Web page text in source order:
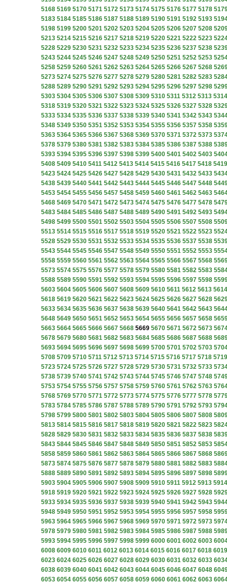
5168 5169 5170 5171 5172 5173 5174 5175 5176 5177 5178
5183 5184 5185 5186 5187 5188 5189 5190 5191 5192 5193
5198 5199 5200 5201 5202 5203 5204 5205 5206 5207 5208
5213 5214 5215 5216 5217 5218 5219 5220 5221 5222 5223
5228 5229 5230 5231 5232 5233 5234 5235 5236 5237 5238
5243 5244 5245 5246 5247 5248 5249 5250 5251 5252 5253
5258 5259 5260 5261 5262 5263 5264 5265 5266 5267 5268
5273 5274 5275 5276 5277 5278 5279 5280 5281 5282 5283
5288 5289 5290 5291 5292 5293 5294 5295 5296 5297 5298
5303 5304 5305 5306 5307 5308 5309 5310 5311 5312 5313 5314
5318 5319 5320 5321 5322 5323 5324 5325 5326 5327 5328
5333 5334 5335 5336 5337 5338 5339 5340 5341 5342 5343
5348 5349 5350 5351 5352 5353 5354 5355 5356 5357 5358
5363 5364 5365 5366 5367 5368 5369 5370 5371 5372 5373
5378 5379 5380 5381 5382 5383 5384 5385 5386 5387 5388
5393 5394 5395 5396 5397 5398 5399 5400 5401 5402 5403
5408 5409 5410 5411 5412 5413 5414 5415 5416 5417 5418 5419
5423 5424 5425 5426 5427 5428 5429 5430 5431 5432 5433
5438 5439 5440 5441 5442 5443 5444 5445 5446 5447 5448
5453 5454 5455 5456 5457 5458 5459 5460 5461 5462 5463
5468 5469 5470 5471 5472 5473 5474 5475 5476 5477 5478
5483 5484 5485 5486 5487 5488 5489 5490 5491 5492 5493
5498 5499 5500 5501 5502 5503 5504 5505 5506 5507 5508
5513 5514 5515 5516 5517 5518 5519 5520 5521 5522 5523
5528 5529 5530 5531 5532 5533 5534 5535 5536 5537 5538
5543 5544 5545 5546 5547 5548 5549 5550 5551 5552 5553
5558 5559 5560 5561 5562 5563 5564 5565 5566 5567 5568
5573 5574 5575 5576 5577 5578 5579 5580 5581 5582 5583
5588 5589 5590 5591 5592 5593 5594 5595 5596 5597 5598
5603 5604 5605 5606 5607 5608 5609 5610 5611 5612 5613 5614
5618 5619 5620 5621 5622 5623 5624 5625 5626 5627 5628
5633 5634 5635 5636 5637 5638 5639 5640 5641 5642 5643
5648 5649 5650 5651 5652 5653 5654 5655 5656 5657 5658
5663 5664 5665 5666 5667 5668 5669 5670 5671 5672 5673
5678 5679 5680 5681 5682 5683 5684 5685 5686 5687 5688
5693 5694 5695 5696 5697 5698 5699 5700 5701 5702 5703
5708 5709 5710 5711 5712 5713 5714 5715 5716 5717 5718 5719
5723 5724 5725 5726 5727 5728 5729 5730 5731 5732 5733
5738 5739 5740 5741 5742 5743 5744 5745 5746 5747 5748
5753 5754 5755 5756 5757 5758 5759 5760 5761 5762 5763
5768 5769 5770 5771 5772 5773 5774 5775 5776 5777 5778
5783 5784 5785 5786 5787 5788 5789 5790 5791 5792 5793
5798 5799 5800 5801 5802 5803 5804 5805 5806 5807 5808
5813 5814 5815 5816 5817 5818 5819 5820 5821 5822 5823
5828 5829 5830 5831 5832 5833 5834 5835 5836 5837 5838
5843 5844 5845 5846 5847 5848 5849 5850 5851 5852 5853
5858 5859 5860 5861 5862 5863 5864 5865 5866 5867 5868
5873 5874 5875 5876 5877 5878 5879 5880 5881 5882 5883
5888 5889 5890 5891 5892 5893 5894 5895 5896 5897 5898
5903 5904 5905 5906 5907 5908 5909 5910 5911 5912 5913 5914
5918 5919 5920 5921 5922 5923 5924 5925 5926 5927 5928
5933 5934 5935 5936 5937 5938 5939 5940 5941 5942 5943
5948 5949 5950 5951 5952 5953 5954 5955 5956 5957 5958
5963 5964 5965 5966 5967 5968 5969 5970 5971 5972 5973
5978 5979 5980 5981 5982 5983 5984 5985 5986 5987 5988
5993 5994 5995 5996 5997 5998 5999 6000 6001 6002 6003
6008 6009 6010 6011 6012 6013 6014 6015 6016 6017 6018 6019
6023 6024 6025 6026 6027 6028 6029 6030 6031 6032 6033
6038 6039 6040 6041 6042 6043 6044 6045 6046 6047 6048
6053 6054 6055 6056 6057 6058 6059 6060 6061 6062 6063